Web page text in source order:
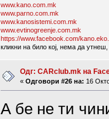
www.kano.com.mk
www.parno.com.mk
www.kanosistemi.com.mk
www.evtinogreenje.com.mk
https://www.facebook.com/
кликни на било кој, нема да
Одг: CARclub.mk на
« Одговори #26 на: 16
А бе не ти